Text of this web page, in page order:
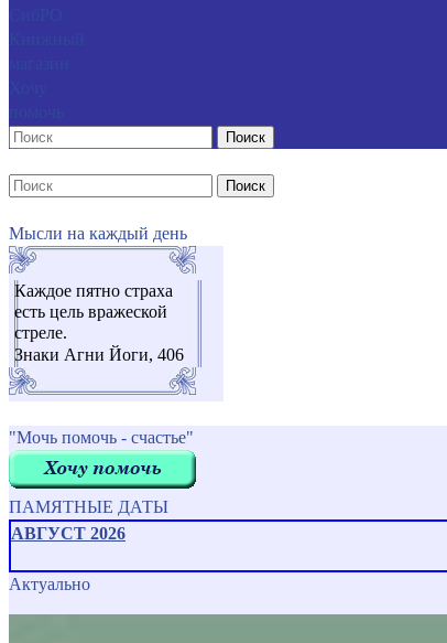
Поиск
Поиск
Мысли на каждый день
Каждое пятно страха
есть цель вражеской
стреле.
Знаки Агни Йоги, 406
"Мочь помочь - счастье"
ПАМЯТНЫЕ ДАТЫ
АВГУСТ 2026
Актуально